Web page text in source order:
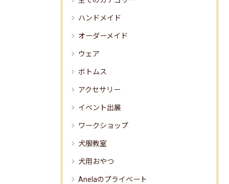
ハンドメイド
オーダーメイド
ウェア
ボトムス
アクセサリー
イベント出展
ワークショップ
犬服教室
犬用おやつ
Anelaのプライベート